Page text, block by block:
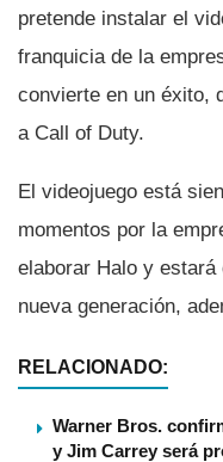
pretende instalar el
franquicia de la
convierte en un éxito,
a Call of Duty.
El videojuego está
momentos por la
elaborar Halo y
nueva generación,
RELACIONADO:
Warner Bros.
y Jim Carrey será